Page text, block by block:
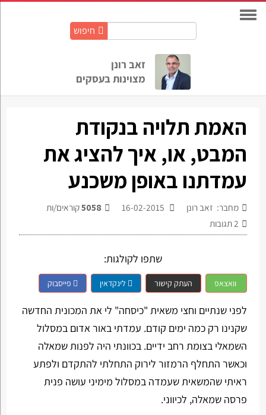
חיפוש
זאב רונן
מצוינות בעסקים
האמת תלויה בנקודת
המבט, או, איך להציג את
עמדתנו באופן משכנע
מחבר: זאב רונן 5058קוראים/ות
2תגובות
שתפו לקולגות:
וואצאפ העתק קישור לינקדאין פייסבוק
לפני שנתיים וחצי משאית "כיסחה" לי את המכונית החדשה
שקנינו רק כמה ימים קודם. עמדתי באור אדום במסלול
השמאלי בצומת רחב ידיים. בכוונתי היה לפנות שמאלה
וכאשר התחלף הרמזור לירוק התחלתי להתקדם ולפתע
ראיתי שהמשאית שעמדה במסלול מימיני עושה פנית
פרסה שמאלה, לכיווני.